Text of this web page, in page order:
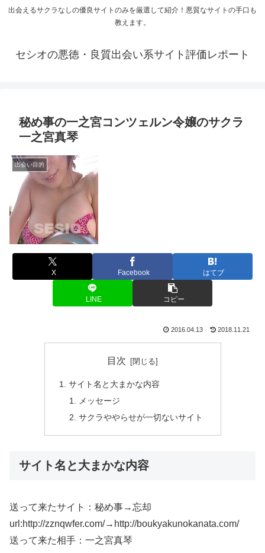
出会えるサクラなしの優良サイトのみを厳選して紹介！悪質なサイトの手口も
教えます。
セシオの悪徳・良質出会い系サイト評価レポート
秘め事の一之宮コンツェルン令嬢のサクラ
一之宮真琴
出会い目的
X Facebook はてブ
LINE コピー
2016.04.13 2018.11.21
目次
サイト名と大まかな内容
メッセージ
サクラややらせが一切ないサイト
サイト名と大まかな内容
送って来たサイト：秘め事→忘却
url:http://zznqwfer.com/→http://boukyakunokanata.com/
送って来た相手：一之宮真琴